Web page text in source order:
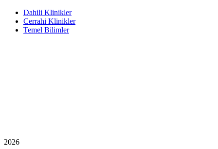
Dahili Klinikler
Cerrahi Klinikler
Temel Bilimler
2026